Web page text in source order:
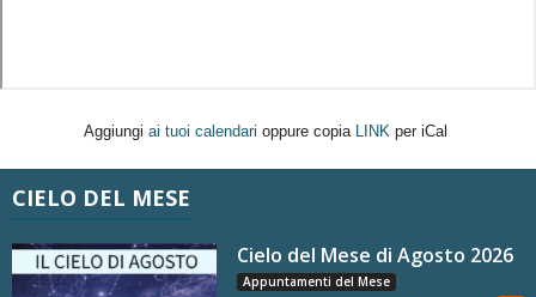
Aggiungi ai tuoi calendari oppure copia LINK per iCal
CIELO DEL MESE
Cielo del Mese di Agosto 2026
Appuntamenti del Mese